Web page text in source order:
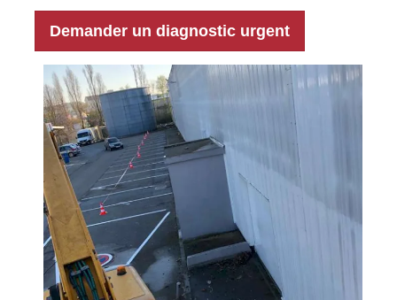
Demander un diagnostic urgent